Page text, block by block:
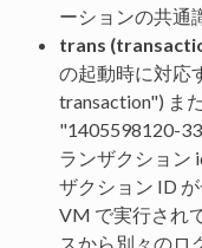
ーションの共通
trans
の起動時に対応
transaction") ま
"1405598120-
ランザクション
ザクション ID
VM で実行され
スから別々のロ